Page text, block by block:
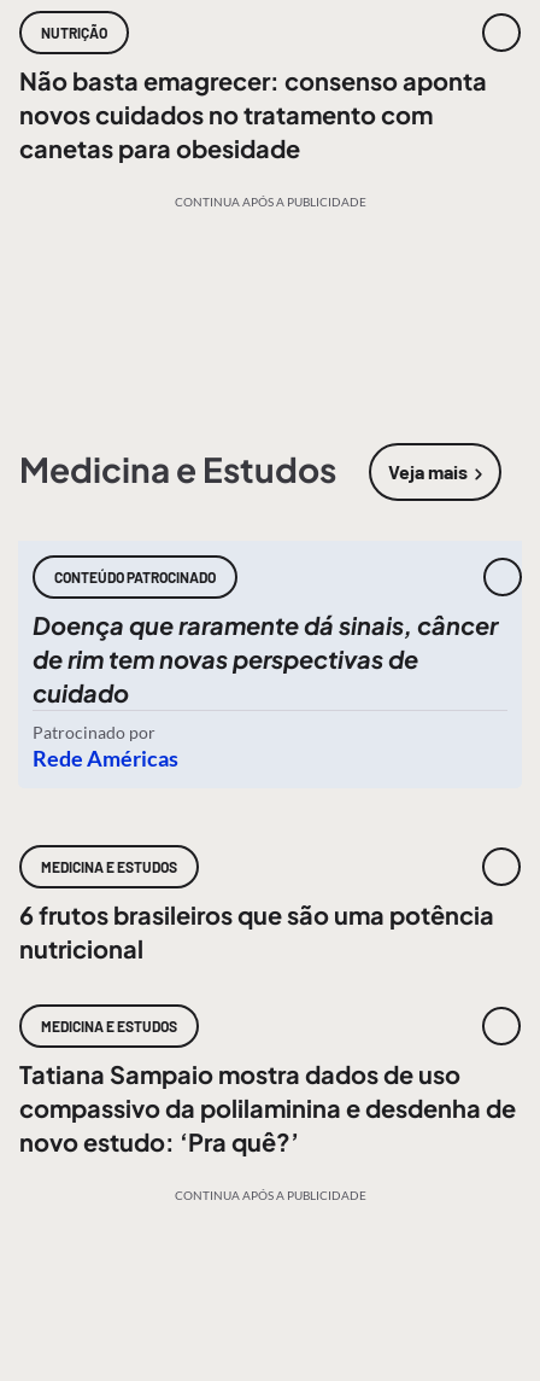
NUTRIÇÃO
Não basta emagrecer: consenso aponta
novos cuidados no tratamento com
canetas para obesidade
CONTINUA APÓS A PUBLICIDADE
Medicina e Estudos Veja mais
sobre
CONTEÚDO PATROCINADO
Doença que raramente dá sinais, câncer
de rim tem novas perspectivas de
cuidado
Patrocinado por
Rede Américas
MEDICINA E ESTUDOS
6 frutos brasileiros que são uma potência
nutricional
MEDICINA E ESTUDOS
Tatiana Sampaio mostra dados de uso
compassivo da polilaminina e desdenha de
novo estudo: ‘Pra quê?’
CONTINUA APÓS A PUBLICIDADE